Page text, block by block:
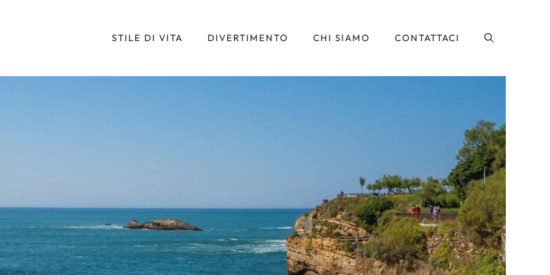
STILE DI VITA DIVERTIMENTO CHI SIAMO CONTATTACI